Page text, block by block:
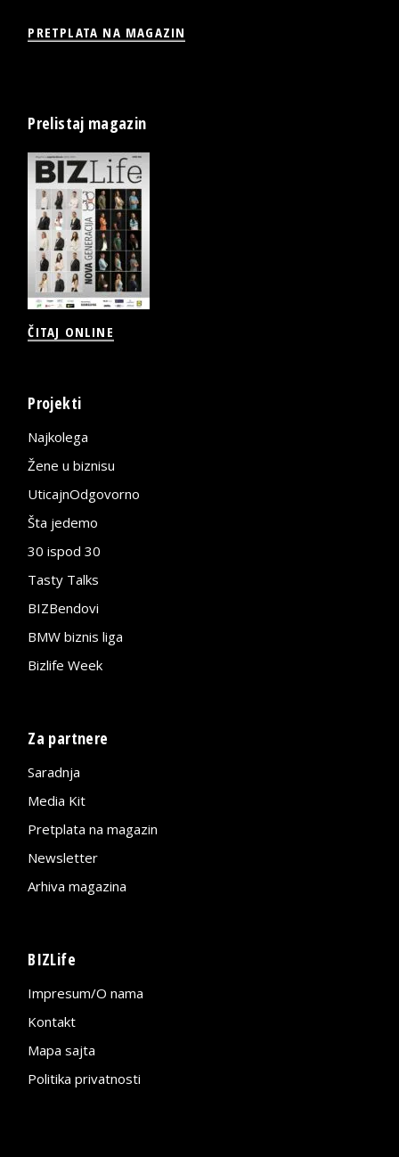
PRETPLATA NA MAGAZIN
Prelistaj magazin
ČITAJ ONLINE
Projekti
Najkolega
Žene u biznisu
UticajnOdgovorno
Šta jedemo
30 ispod 30
Tasty Talks
BIZBendovi
BMW biznis liga
Bizlife Week
Za partnere
Saradnja
Media Kit
Pretplata na magazin
Newsletter
Arhiva magazina
BIZLife
Impresum/O nama
Kontakt
Mapa sajta
Politika privatnosti